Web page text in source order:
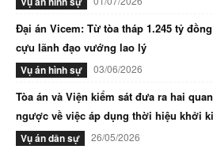
Đại án Vicem: Từ tòa tháp 1.245 tỷ
cựu lãnh đạo vướng lao lý
Vụ án hình sự 03/06/2026
Tòa án và Viện kiểm sát đưa ra hai
ngược về việc áp dụng thời hiệu khởi
Vụ án dân sự 26/05/2026